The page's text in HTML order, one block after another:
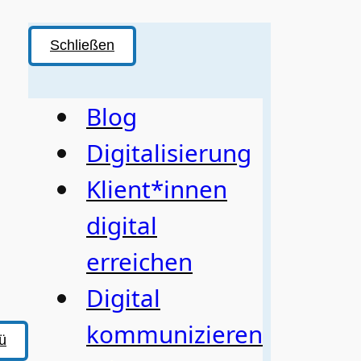
Schließen
Blog
Digitalisierung
Klient*innen
digital
erreichen
Digital
kommunizieren